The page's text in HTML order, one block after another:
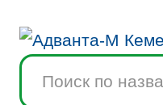
Поиск
товаров